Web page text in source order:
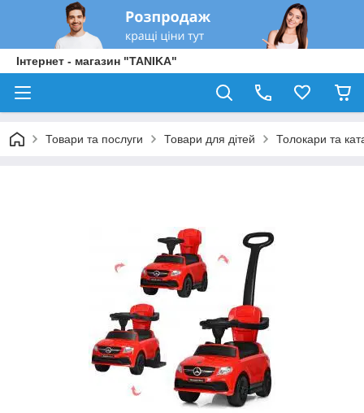
Інтернет - магазин "TANIKA"
Товари та послуги Товари для дітей Толокари та